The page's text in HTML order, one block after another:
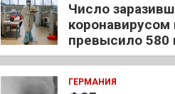
Число
коронавирусом
превысило 580
ГЕРМАНИЯ